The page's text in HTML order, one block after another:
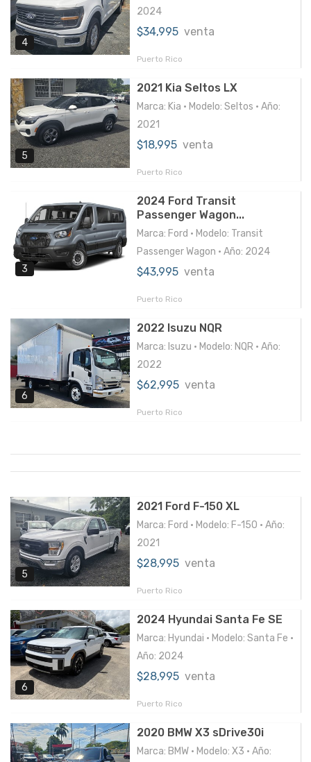
4
2024
$34,995 venta
Puerto Rico
5
2021 Kia Seltos LX
Marca: Kia • Modelo: Seltos • Año:
2021
$18,995 venta
Puerto Rico
3
2024 Ford Transit
Passenger Wagon...
Marca: Ford • Modelo: Transit
Passenger Wagon • Año: 2024
$43,995 venta
Puerto Rico
6
2022 Isuzu NQR
Marca: Isuzu • Modelo: NQR • Año:
2022
$62,995 venta
Puerto Rico
5
2021 Ford F-150 XL
Marca: Ford • Modelo: F-150 • Año:
2021
$28,995 venta
Puerto Rico
6
2024 Hyundai Santa Fe SE
Marca: Hyundai • Modelo: Santa Fe •
Año: 2024
$28,995 venta
Puerto Rico
2020 BMW X3 sDrive30i
Marca: BMW • Modelo: X3 • Año: